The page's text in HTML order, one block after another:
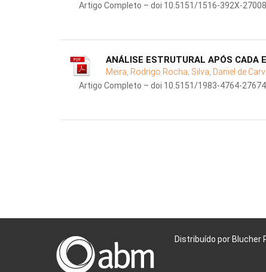
Artigo Completo – doi 10.5151/1516-392X-27008
ANÁLISE ESTRUTURAL APÓS CADA
Meira, Rodrigo Rocha; Silva, Daniel de
Artigo Completo – doi 10.5151/1983-4764-27674
Distribuído por Blucher